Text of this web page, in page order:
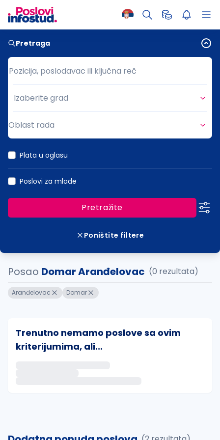
Pretraga
Pozicija, poslodavac ili ključna reč
Pozicija, poslodavac ili ključna reč
Grad
Izaberite grad
Oblast rada
Plata u oglasu
Poslovi za mlade
Pretražite
Poništite filtere
Posao Domar Aranđelovac (0 rezultata)
Aranđelovac Domar
Trenutno nemamo poslove sa ovim
kriterijumima, ali...